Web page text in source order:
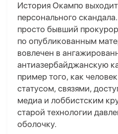
История Окампо
персонального
просто бывший
по опубликованным
вовлечен в
антиазербайджанскую
пример того, как
статусом, связями,
медиа и лоббистским
старой технологии
оболочку.